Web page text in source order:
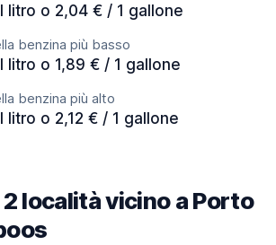
litro o 2,04 € / 1 gallone
benzina più basso
litro o 1,89 € / 1 gallone
benzina più alto
litro o 2,12 € / 1 gallone
località vicino a Porto